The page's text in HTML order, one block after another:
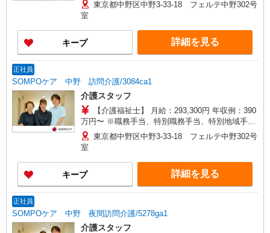
手当、日祝手当（月平均2回分）、深夜勤手当（月
みます。 ※居住支援特別手当は勤続5年目までの
方はさらに1万円支給（再入社は除く） ◎賞与：
基本給2.08ヶ月分/年支給 ◎残業時は別途時間外手
東京都中野区中野3-33-18 フェルテ中野302号
室
キープ 詳細を見る
正社員
SOMPOケア 中野 訪問介護/3084ca1
介護スタッフ
【介護福祉士】 月給：293,300円 年収例：390
万円〜 ※職務手当、特別職務手当、特別地域手
当、（東京都）居住支援特別手当、働きがい向上
手当、日祝手当（月平均2回分）、深夜勤手当（月
みます。 ※居住支援特別手当は勤続5年目までの
方はさらに1万円支給（再入社は除く） ◎賞与：
基本給2.08ヶ月分/年支給 ◎残業時は別途時間外手
東京都中野区中野3-33-18 フェルテ中野302号
室
キープ 詳細を見る
正社員
SOMPOケア 中野 夜間訪問介護/5278ga1
介護スタッフ